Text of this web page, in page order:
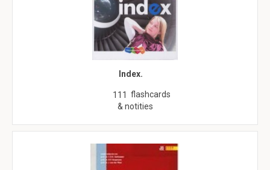
Index.
111 flashcards
& notities